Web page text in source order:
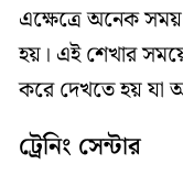
এক্ষেত্রে অনেক
হয়। এই শেখার
করে দেখতে হয় যা
ট্রেনিং সেন্টার